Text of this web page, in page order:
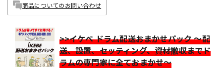
商品についてのお問い合わせ
>>イケベ ドラム配送おまかせパック ～配
送、設置、セッティング、資材撤収までド
ラムの専門家に全ておまかせ～